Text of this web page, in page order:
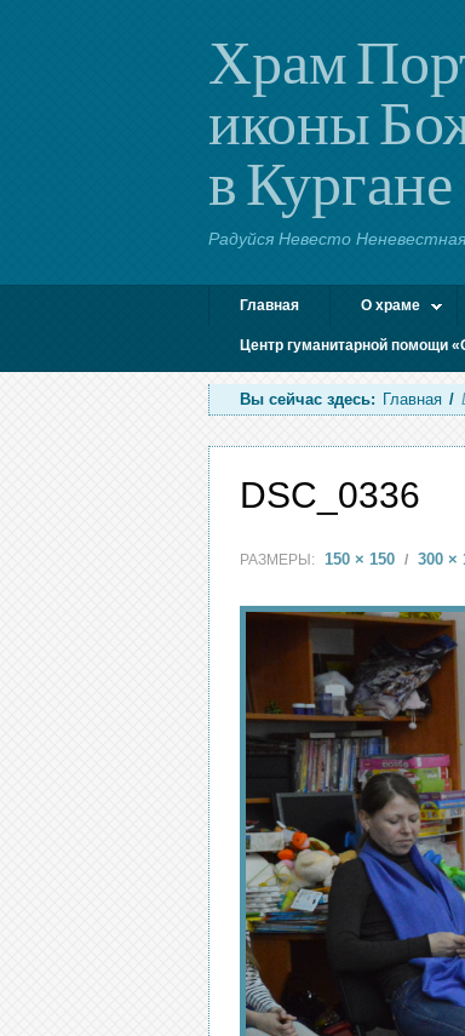
Храм
иконы
в Кургане
Радуйся Невесто
Главная О храме
Центр гуманитарной помощи
Вы сейчас здесь: Главная /
DSC_0336
РАЗМЕРЫ: 150 × 150 / 300 ×